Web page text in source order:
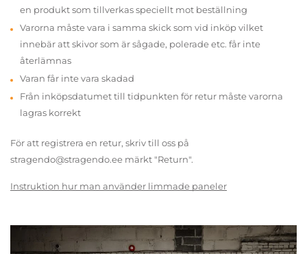
en produkt som tillverkas speciellt mot beställning
Varorna måste vara i samma skick som vid inköp vilket
innebär att skivor som är sågade, polerade etc. får inte
återlämnas
Varan får inte vara skadad
Från inköpsdatumet till tidpunkten för retur måste varorna
lagras korrekt
För att registrera en retur, skriv till oss på
stragendo@stragendo.ee märkt "Return".
Instruktion hur man använder limmade paneler